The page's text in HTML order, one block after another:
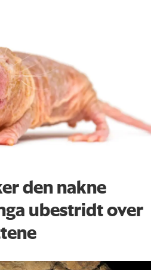
den nakne
ubestridt over